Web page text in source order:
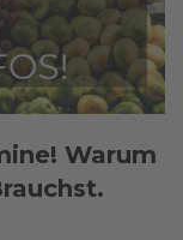
Warum